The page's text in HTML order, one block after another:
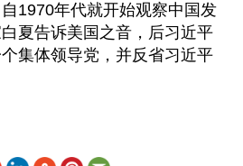
1970年代就开始观察中国发
夏告诉美国之音，后习近平
集体领导党，并反省习近平